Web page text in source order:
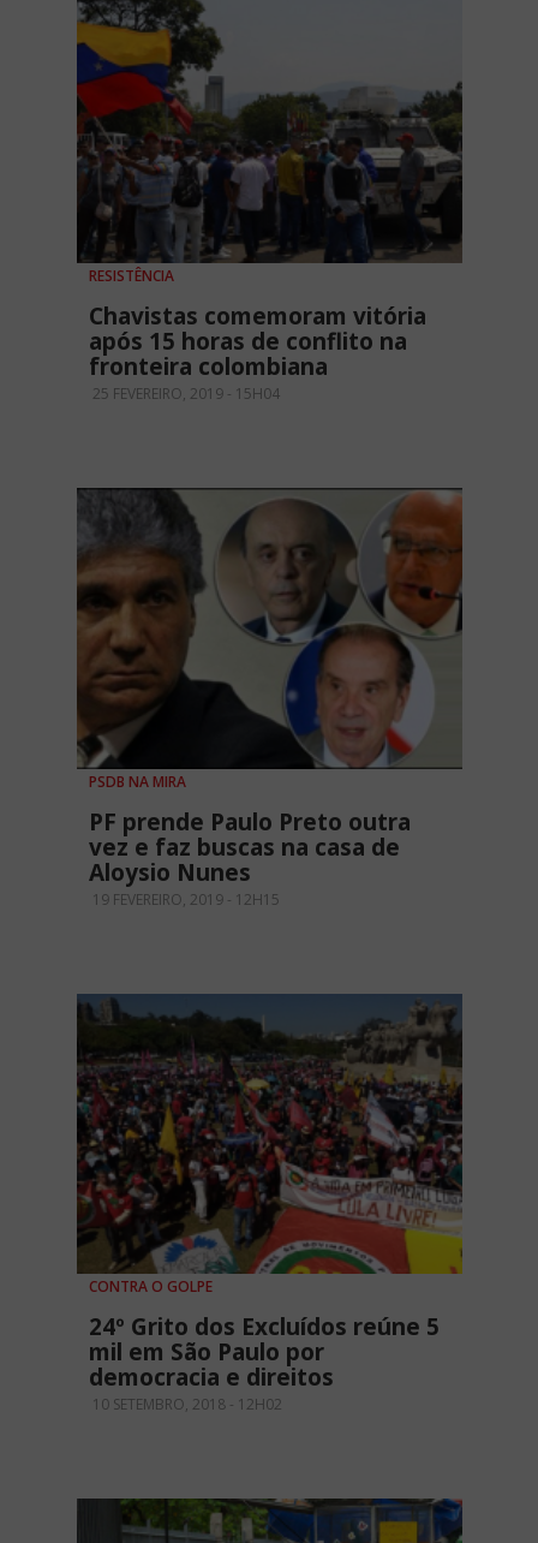
RESISTÊNCIA
Chavistas comemoram vitória
após 15 horas de conflito na
fronteira colombiana
25 FEVEREIRO, 2019 - 15H04
PSDB NA MIRA
PF prende Paulo Preto outra
vez e faz buscas na casa de
Aloysio Nunes
19 FEVEREIRO, 2019 - 12H15
CONTRA O GOLPE
24º Grito dos Excluídos reúne 5
mil em São Paulo por
democracia e direitos
10 SETEMBRO, 2018 - 12H02